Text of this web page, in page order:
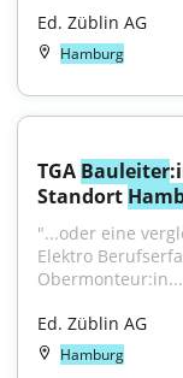
Ed. Züblin AG
Hamburg
TGA Bauleiter
Standort
"...oder eine
Elektro
Ed. Züblin AG
Hamburg